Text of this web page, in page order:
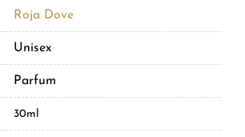
was:
25,900,000VNĐ.
Roja Dove
Unisex
Parfum
30ml